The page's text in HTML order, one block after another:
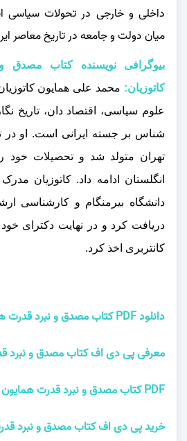
داخلی و خارجی در تحولات سیاسی
میان دولت و جامعه در تاریخ معاصر
بیوگرافی نویسنده کتاب مصدق
کاتوزیان: محمد علی همایون
علوم سیاسی، اقتصاد دان، تاریخ‌
تهران متولد شد و تحصیلات خود
انگلستان ادامه داد. کاتوزیان
دانشگاه بیرمنگام و کارشناسی
دریافت کرد و در نهایت دکترای خود
کانتربری اخذ کرد.
دانلود PDF کتاب مصدق و نبرد قدرت همایون کاتوزیان
معرفی پی دی اف کتاب مصدق و نبرد
PDF کتاب مصدق و نبرد قدرت همایون کاتوزیان
خرید پی دی اف کتاب مصدق و نبرد